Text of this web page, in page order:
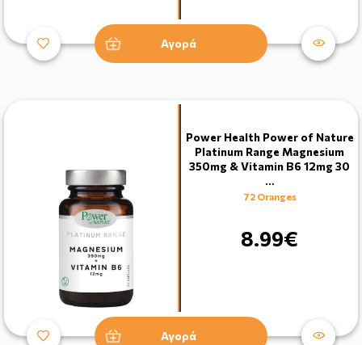
Αγορά
Power Health Power of Nature
Platinum Range Magnesium
350mg & Vitamin B6 12mg 30
…
72 Oranges
8.99€
Αγορά